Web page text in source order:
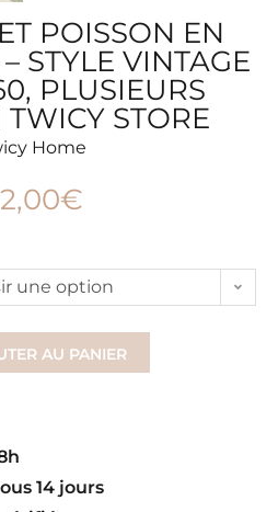
POISSON EN
STYLE VINTAGE
PLUSIEURS
STORE
Home
€
une option
AU PANIER
14 jours